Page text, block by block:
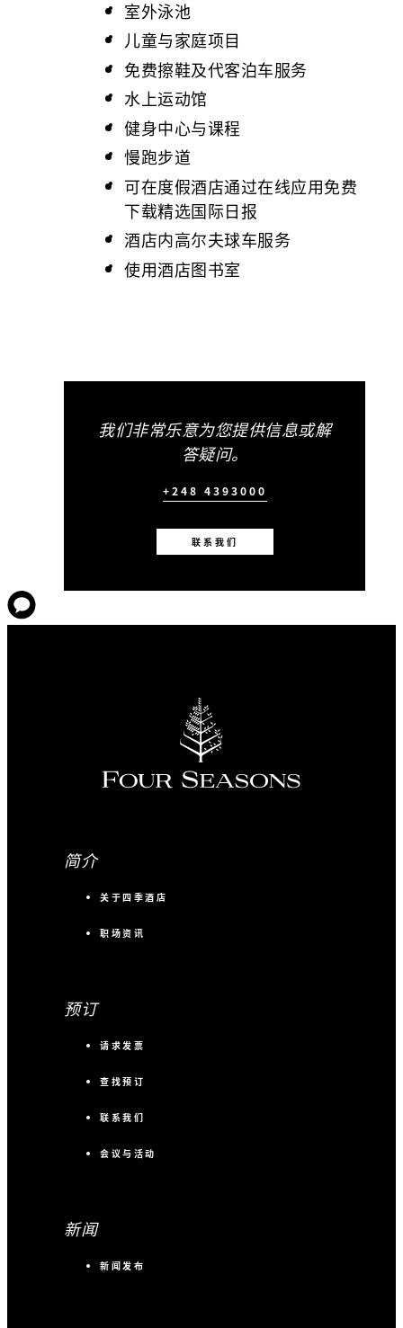
室外泳池
儿童与家庭项目
免费擦鞋及代客泊车服务
水上运动馆
健身中心与课程
慢跑步道
可在度假酒店通过在线应用免费
下载精选国际日报
酒店内高尔夫球车服务
使用酒店图书室
我们非常乐意为您提供信息或解
答疑问。
+248 4393000
联系我们
简介
关于四季酒店
职场资讯
预订
请求发票
查找预订
联系我们
会议与活动
新闻
新闻发布